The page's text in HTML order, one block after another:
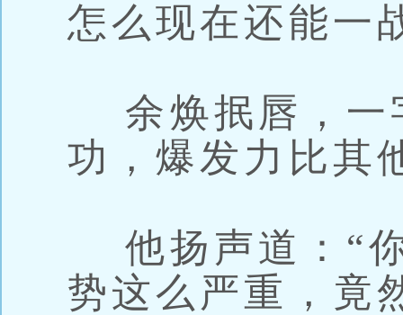
怎么现在还能一
余焕抿唇，一
功，爆发力比其
他扬声道：“
势这么严重，竟